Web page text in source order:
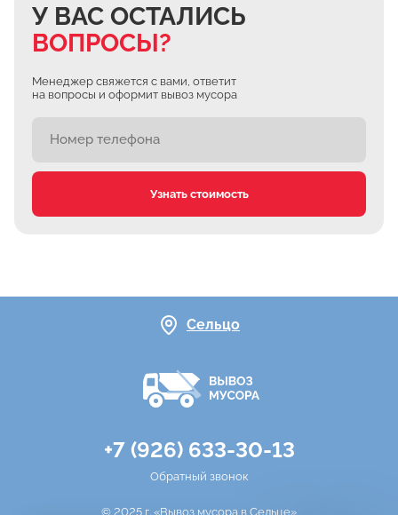
У ВАС ОСТАЛИСЬ
ВОПРОСЫ?
Менеджер свяжется с вами, ответит
на вопросы и оформит вывоз мусора
Узнать стоимость
Сельцо
+7 (926) 633-30-13
Обратный звонок
© 2025 г. «Вывоз мусора в Сельце»